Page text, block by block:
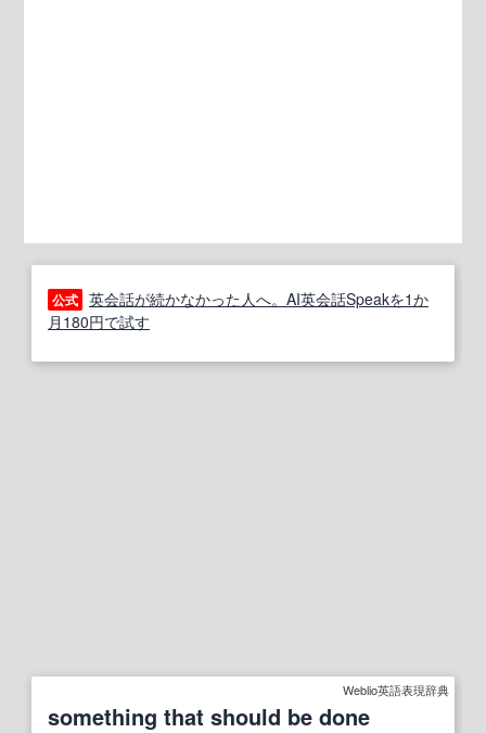
公式 英会話が続かなかった人へ。AI英会話Speakを1か
月180円で試す
Weblio英語表現辞典
something that should be done